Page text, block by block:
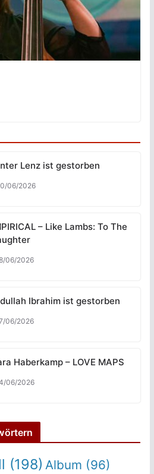
Lenz ist gestorben
06/2026
– Like Lambs: To The
06/2026
Ibrahim ist gestorben
06/2026
Haberkamp – LOVE MAPS
06/2026
(198) Album (96)